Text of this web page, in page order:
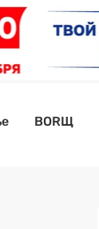
BORЩ